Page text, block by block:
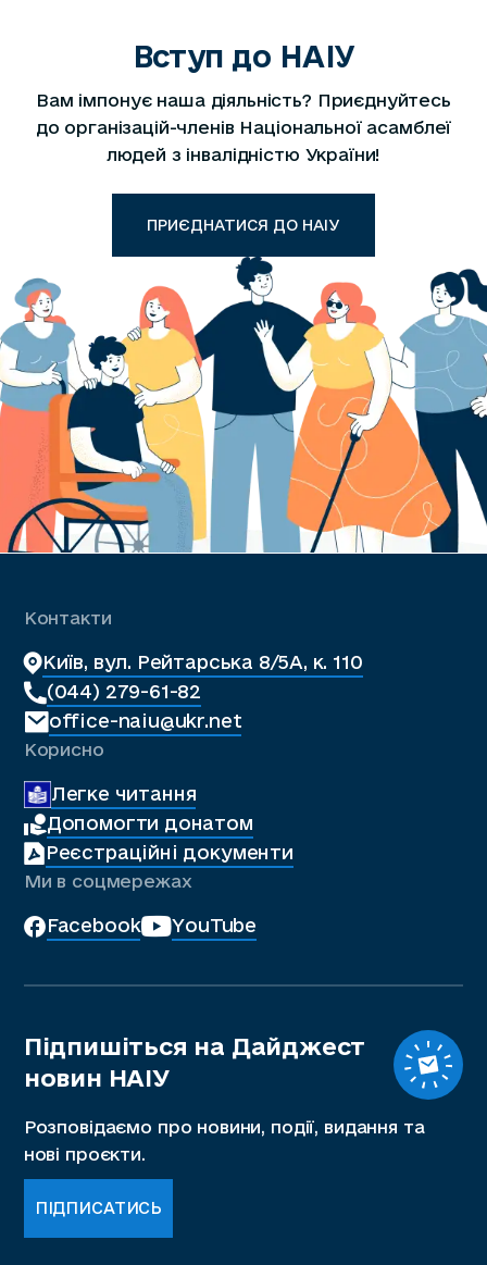
Вступ до НАІУ
Вам імпонує наша діяльність? Приєднуйтесь
до організацій-членів Національної асамблеї
людей з інвалідністю України!
ПРИЄДНАТИСЯ ДО НАІУ
Контакти
Київ, вул. Рейтарська 8/5А, к. 110
(044) 279-61-82
office-naiu@ukr.net
Корисно
Легке читання
Допомогти донатом
Реєстраційні документи
Ми в соцмережах
Facebook YouTube
Підпишіться на Дайджест
новин НАІУ
Розповідаємо про новини, події, видання та
нові проєкти.
ПІДПИСАТИСЬ